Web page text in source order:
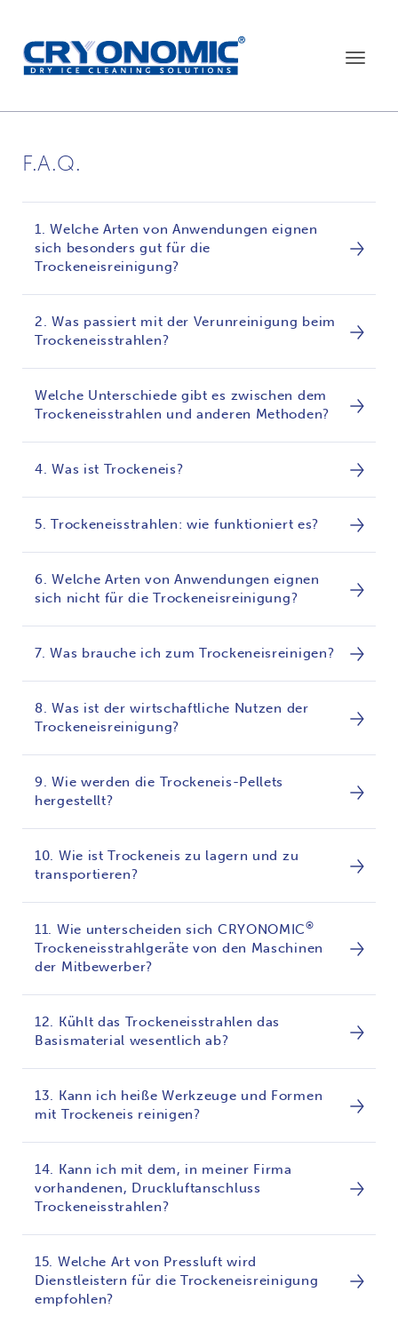
Toggle
F.A.Q.
1. Welche Arten von Anwendungen eignen
sich besonders gut für die
Trockeneisreinigung?
2. Was passiert mit der Verunreinigung beim
Trockeneisstrahlen?
Welche Unterschiede gibt es zwischen dem
Trockeneisstrahlen und anderen Methoden?
4. Was ist Trockeneis?
5. Trockeneisstrahlen: wie funktioniert es?
6. Welche Arten von Anwendungen eignen
sich nicht für die Trockeneisreinigung?
7. Was brauche ich zum Trockeneisreinigen?
8. Was ist der wirtschaftliche Nutzen der
Trockeneisreinigung?
9. Wie werden die Trockeneis-Pellets
hergestellt?
10. Wie ist Trockeneis zu lagern und zu
transportieren?
11. Wie unterscheiden sich CRYONOMIC®
Trockeneisstrahlgeräte von den Maschinen
der Mitbewerber?
12. Kühlt das Trockeneisstrahlen das
Basismaterial wesentlich ab?
13. Kann ich heiße Werkzeuge und Formen
mit Trockeneis reinigen?
14. Kann ich mit dem, in meiner Firma
vorhandenen, Druckluftanschluss
Trockeneisstrahlen?
15. Welche Art von Pressluft wird
Dienstleistern für die Trockeneisreinigung
empfohlen?